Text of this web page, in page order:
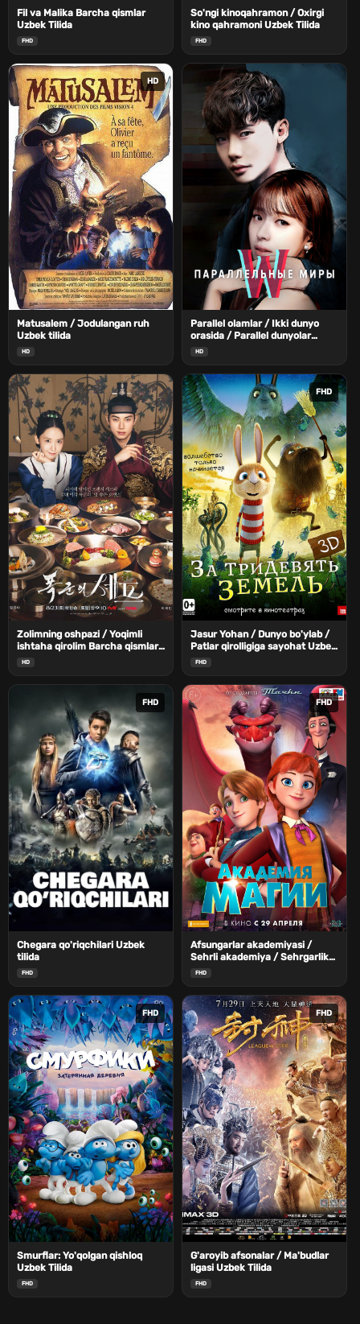
Fil va Malika Barcha qismlar
Uzbek Tilida
FHD
So'ngi kinoqahramon / Oxirgi
kino qahramoni Uzbek Tilida
FHD
HD
Matusalem / Jodulangan ruh
Uzbek tilida
HD
Parallel olamlar / Ikki dunyo
orasida / Parallel dunyolar
Barcha qismlar Uzbek Tilida
HD
Zolimning oshpazi / Yoqimli
ishtaha qirolim Barcha qismlar
Uzbek Tilida
HD
FHD
Jasur Yohan / Dunyo bo'ylab /
Patlar qirolligiga sayohat Uzbek
Tilida
FHD
FHD
Chegara qo'riqchilari Uzbek
tilida
FHD
FHD
Afsungarlar akademiyasi /
Sehrli akademiya / Sehrgarlik
maktabi Uzbek Tilida
FHD
FHD
Smurflar: Yo'qolgan qishloq
Uzbek Tilida
FHD
FHD
G'aroyib afsonalar / Ma'budlar
ligasi Uzbek Tilida
FHD